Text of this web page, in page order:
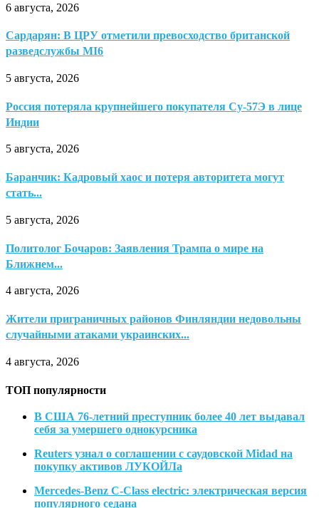
6 августа, 2026
Сардарян: В ЦРУ отметили превосходство британской
разведслужбы MI6
5 августа, 2026
Россия потеряла крупнейшего покупателя Су-57Э в лице
Индии
5 августа, 2026
Баранчик: Кадровый хаос и потеря авторитета могут
стать...
5 августа, 2026
Политолог Бочаров: Заявления Трампа о мире на
Ближнем...
4 августа, 2026
Жители приграничных районов Финляндии недовольны
случайными атаками украинских...
4 августа, 2026
ТОП популярности
В США 76-летний преступник более 40 лет выдавал
себя за умершего однокурсника
Reuters узнал о соглашении с саудовской Midad на
покупку активов ЛУКОЙЛа
Mercedes-Benz C-Class electric: электрическая версия
популярного седана